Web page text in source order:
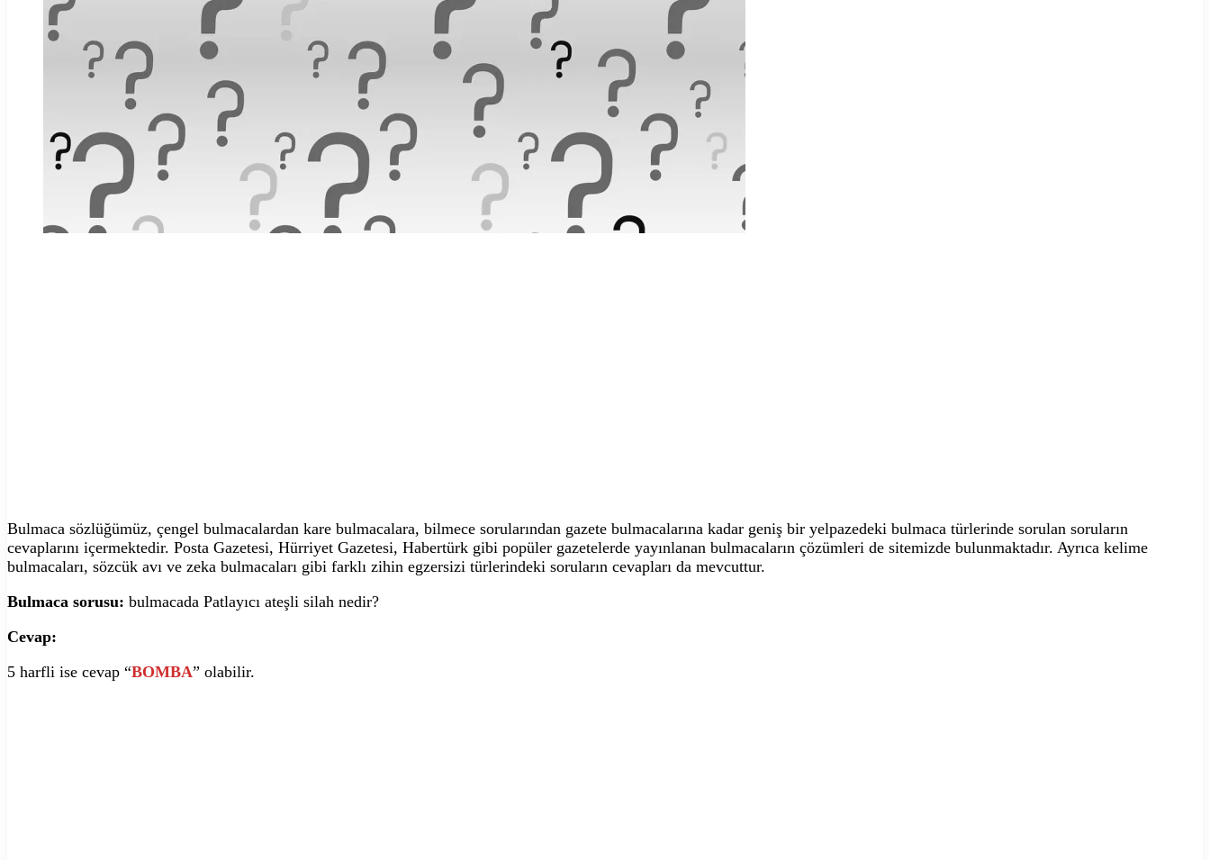
Bulmaca sözlüğümüz, çengel bulmacalardan kare bulmacalara, bilmece sorularından gazete bulmacalarına kadar geniş bir yelpazedeki bulmaca türlerinde sorulan soruların
cevaplarını içermektedir. Posta Gazetesi, Hürriyet Gazetesi, Habertürk gibi popüler gazetelerde yayınlanan bulmacaların çözümleri de sitemizde bulunmaktadır. Ayrıca kelime
bulmacaları, sözcük avı ve zeka bulmacaları gibi farklı zihin egzersizi türlerindeki soruların cevapları da mevcuttur.
Bulmaca sorusu: bulmacada Patlayıcı ateşli silah nedir?
Cevap:
5 harfli ise cevap “BOMBA” olabilir.